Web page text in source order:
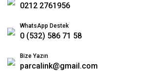
0212 2761956
WhatsApp Destek
0 (532) 586 71 58
Bize Yazın
parcalink@gmail.com